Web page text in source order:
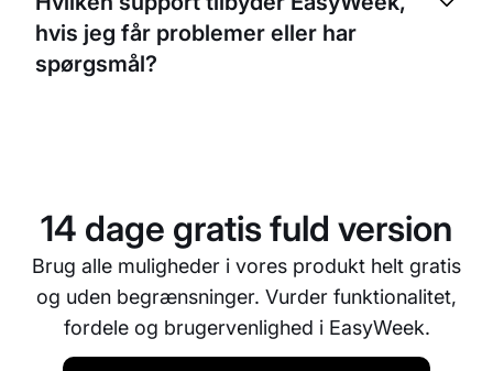
for dine kunder at købe flere sessioner på én gang
eller abonnere i en bestemt periode, hvilket giver
dem fleksibilitet og styrker loyaliteten.
hvis jeg får problemer eller har
spørgsmål?
spørgsmål så hurtigt som muligt.
14 dage gratis fuld version
Brug alle muligheder i vores produkt helt gratis
og uden begrænsninger. Vurder funktionalitet,
fordele og brugervenlighed i EasyWeek.